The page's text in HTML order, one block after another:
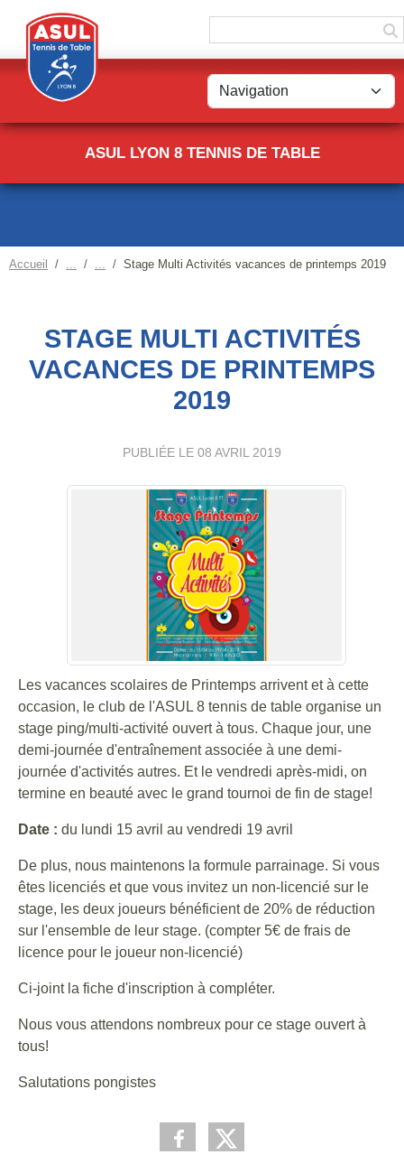
ASUL LYON 8 TENNIS DE TABLE
Accueil Stage Multi Activités vacances de printemps 2019
STAGE MULTI ACTIVITÉS
VACANCES DE PRINTEMPS
2019
PUBLIÉE LE 08 AVRIL 2019
Les vacances scolaires de Printemps arrivent et à cette
occasion, le club de l'ASUL 8 tennis de table organise un
stage ping/multi-activité ouvert à tous. Chaque jour, une
demi-journée d'entraînement associée à une demi-
journée d'activités autres. Et le vendredi après-midi, on
termine en beauté avec le grand tournoi de fin de stage!
Date : du lundi 15 avril au vendredi 19 avril
De plus, nous maintenons la formule parrainage. Si vous
êtes licenciés et que vous invitez un non-licencié sur le
stage, les deux joueurs bénéficient de 20% de réduction
sur l'ensemble de leur stage. (compter 5€ de frais de
licence pour le joueur non-licencié)
Ci-joint la fiche d'inscription à compléter.
Nous vous attendons nombreux pour ce stage ouvert à
tous!
Salutations pongistes
Panneau de gestion des cookies